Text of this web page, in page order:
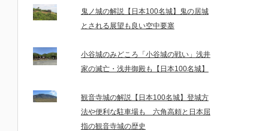
鬼ノ城の解説【日本100名城】鬼の居城
とされる展望も良い空中要塞
小谷城のみどころ「小谷城の戦い」浅井
家の滅亡・浅井御殿も【日本100名城】
観音寺城の解説【日本100名城】登城方
法や便利な駐車場も 六角高頼と日本屈
指の観音寺城の歴史